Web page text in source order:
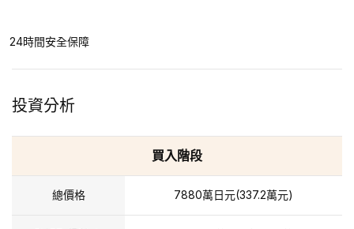
24時間安全保障
投資分析
買入階段
總價格 7880萬日元(337.2萬元)